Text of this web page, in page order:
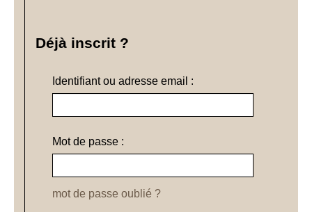
Déjà inscrit ?
Identifiant ou adresse email :
Mot de passe :
mot de passe oublié ?